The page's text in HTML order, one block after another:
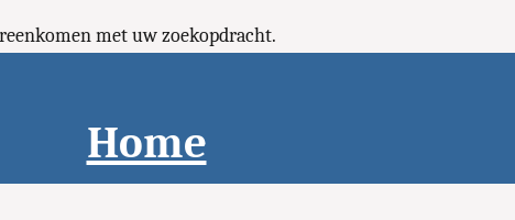
met uw zoekopdracht.
Home